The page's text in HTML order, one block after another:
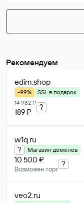
Рекомендуем
edim.shop
-99%
SSL в подарок
14 982 ₽
189 ₽
?
w1q.ru
? Магазин доменов
10 500 ₽
Возможен торг
?
veo2.ru